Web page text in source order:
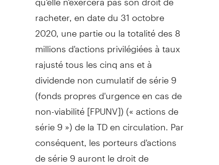
racheter, en date du 31 octobre
2020, une partie ou la totalité des 8
millions d'actions privilégiées à taux
rajusté tous les cinq ans et à
dividende non cumulatif de série 9
(fonds propres d'urgence en cas de
non-viabilité [FPUNV]) (« actions de
série 9 ») de la TD en circulation. Par
conséquent, les porteurs d'actions
de série 9 auront le droit de